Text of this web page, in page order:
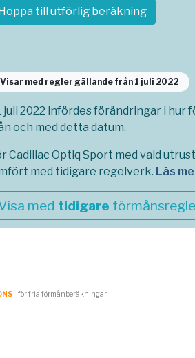
Hoppa till utförlig beräkning
Visar med regler gällande från 1 juli 2022
juli 2022 infördes förändringar i
och med detta datum.
Cadillac Optiq Sport med vald
med tidigare regelverk. Läs
med tidigare
- för fria förmånberäkningar